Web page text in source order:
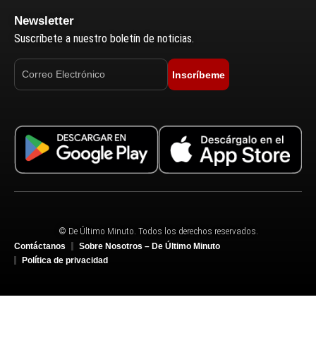
Newsletter
Suscríbete a nuestro boletín de noticias.
Inscríbeme
© De Último Minuto. Todos los derechos reservados.
Contáctanos
Sobre Nosotros – De Último Minuto
Política de privacidad